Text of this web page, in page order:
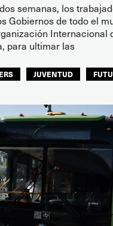
semanas, los
Gobiernos de todo el
Internacional
para ultimar las
JUVENTUD